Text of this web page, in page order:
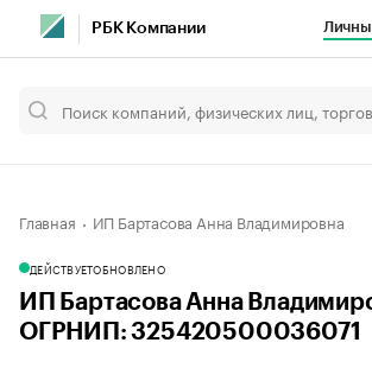
РБК Компании
Главная ИП Бартасова Анна Владимировна
ДЕЙСТВУЕТОБНОВЛЕНО
ИП Бартасова Анна
ОГРНИП: 325420500036071